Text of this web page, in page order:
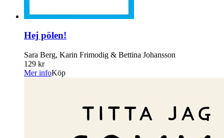
Hej pölen!
Sara Berg, Karin Frimodig & Bettina Johansson
129 kr
Mer infoKöp